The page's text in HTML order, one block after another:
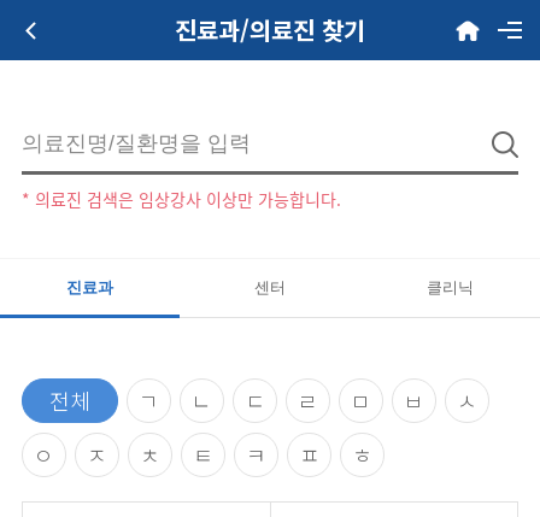
진료과/의료진 찾기
* 의료진 검색은 임상강사 이상만 가능합니다.
진료과 센터 클리닉
전체 ㄱ ㄴ ㄷ ㄹ ㅁ ㅂ
ㅅ
ㅇ
ㅈ ㅊ ㅌ ㅋ ㅍ ㅎ